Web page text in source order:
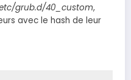
grub.d/40_custom,
avec le hash de leur